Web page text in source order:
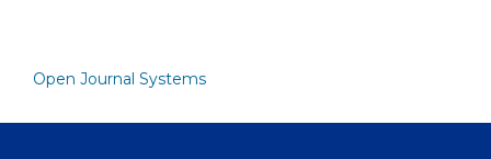
Open Journal Systems